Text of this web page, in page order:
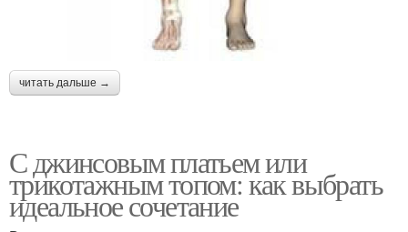
читать дальше →
С джинсовым платьем или
трикотажным топом: как выбрать
идеальное сочетание